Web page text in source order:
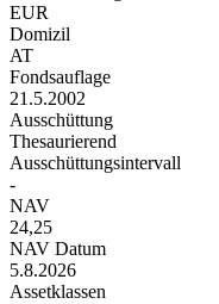
EUR
Domizil
AT
Fondsauflage
21.5.2002
Ausschüttung
Thesaurierend
Ausschüttungsintervall
-
NAV
24,25
NAV Datum
5.8.2026
Assetklassen